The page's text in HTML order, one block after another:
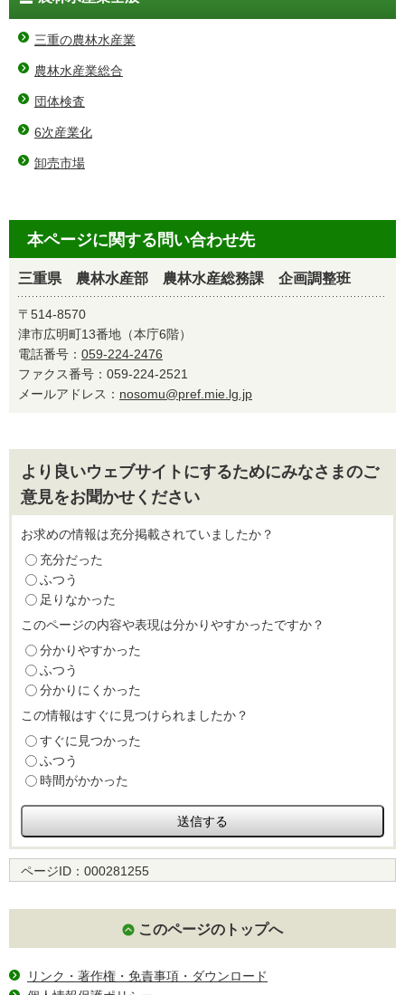
三重の農林水産業
農林水産業総合
団体検査
6次産業化
卸売市場
本ページに関する問い合わせ先
三重県 農林水産部 農林水産総務課 企画調整班
〒514-8570
津市広明町13番地（本庁6階）
電話番号： 059-224-2476
ファクス番号：059-224-2521
メールアドレス： nosomu@pref.mie.lg.jp
より良いウェブサイトにするためにみなさまのご
意見をお聞かせください
お求めの情報は充分掲載されていましたか？
充分だった
ふつう
足りなかった
このページの内容や表現は分かりやすかったですか？
分かりやすかった
ふつう
分かりにくかった
この情報はすぐに見つけられましたか？
すぐに見つかった
ふつう
時間がかかった
ページID： 000281255
このページのトップへ
リンク・著作権・免責事項・ダウンロード